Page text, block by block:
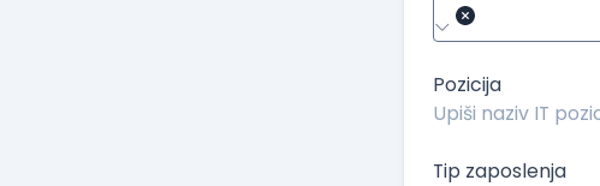
Pozicija
Tip zaposlenja